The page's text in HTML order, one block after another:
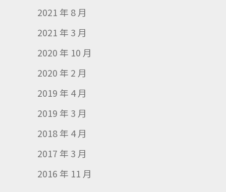
2021 年 8 月
2021 年 3 月
2020 年 10 月
2020 年 2 月
2019 年 4 月
2019 年 3 月
2018 年 4 月
2017 年 3 月
2016 年 11 月